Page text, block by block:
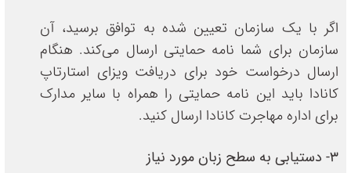
اگر با یک سازمان تعیین شده به توافق برسید، آن
سازمان برای شما نامه حمایتی ارسال می‌کند. هنگام
ارسال درخواست خود برای دریافت ویزای استارتاپ
کانادا باید این نامه حمایتی را همراه با سایر مدارک
برای اداره مهاجرت کانادا ارسال کنید.
3- دستیابی به سطح زبان مورد نیاز